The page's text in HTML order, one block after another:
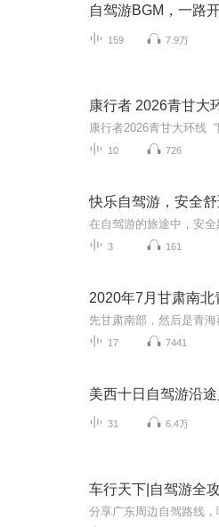
自驾游BGM，一路
159 7.9万
康行者 2026青甘大
康行者2026青甘大环线
10 726
快乐自驾游，安全
3 161
2020年7月甘肃南北
17 7441
美西十日自驾游沿
31 6.4万
车行天下|自驾游全
分享广东周边自驾路线